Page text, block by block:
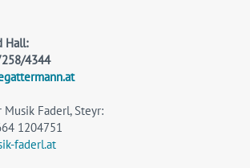
Hall:
4344
Musik Faderl, Steyr:
1204751
faderl.at